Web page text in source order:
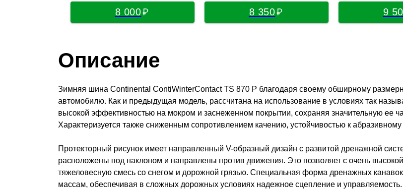
8 000 8 350 9
Описание
Зимняя шина Continental ContiWinterContact TS 870 P благодаря своему обширному
автомобилю. Как и предыдущая модель, рассчитана на использование в условиях так
высокой эффективностью на мокром и заснеженном покрытии, сохраняя значительную ее
Характеризуется также сниженным сопротивлением качению, устойчивостью к
Протекторный рисунок имеет направленный V-образный дизайн с развитой дренажной
расположены под наклоном и направлены против движения. Это позволяет с очень
тяжеловесную смесь со снегом и дорожной грязью. Специальная форма дренажных
массам, обеспечивая в сложных дорожных условиях надежное сцепление и управляемость.